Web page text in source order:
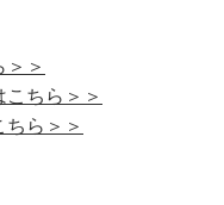
＞
ちら＞＞
ら＞＞